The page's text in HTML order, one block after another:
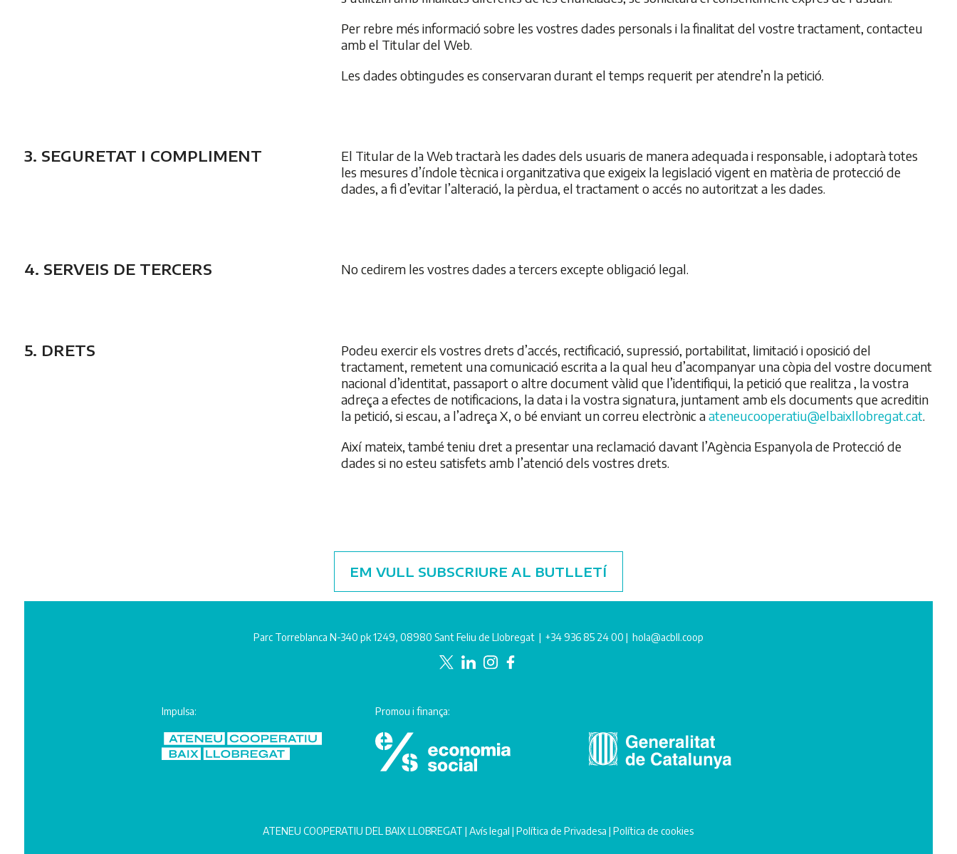
Per rebre més informació sobre les vostres dades personals i la finalitat del vostre tractament, contacteu
amb el Titular del Web.
Les dades obtingudes es conservaran durant el temps requerit per atendre’n la petició.
3. SEGURETAT I COMPLIMENT
El Titular de la Web tractarà les dades dels usuaris de manera adequada i responsable, i adoptarà totes
les mesures d’índole tècnica i organitzativa que exigeix ​​la legislació vigent en matèria de protecció de
dades, a fi d’evitar l’alteració, la pèrdua, el tractament o accés no autoritzat a les dades.
4. SERVEIS DE TERCERS No cedirem les vostres dades a tercers excepte obligació legal.
5. DRETS
Podeu exercir els vostres drets d’accés, rectificació, supressió, portabilitat, limitació i oposició del
tractament, remetent una comunicació escrita a la qual heu d’acompanyar una còpia del vostre document
nacional d’identitat, passaport o altre document vàlid que l’identifiqui, la petició que realitza , la vostra
adreça a efectes de notificacions, la data i la vostra signatura, juntament amb els documents que acreditin
la petició, si escau, a l’adreça X, o bé enviant un correu electrònic aateneucooperatiu@elbaixllobregat.cat.
Així mateix, també teniu dret a presentar una reclamació davant l’Agència Espanyola de Protecció de
dades si no esteu satisfets amb l’atenció dels vostres drets.
EM VULL SUBSCRIURE AL BUTLLETÍ
Parc Torreblanca N-340 pk 1249, 08980 Sant Feliu de Llobregat | +34 936 85 24 00 | hola@acbll.coop
Impulsa: Promou i finança:
ATENEU COOPERATIU DEL BAIX LLOBREGAT |Avís legal |Política de Privadesa |Política de cookies